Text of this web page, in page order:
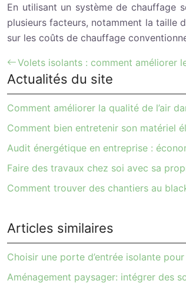
En utilisant un système de chauffage
plusieurs facteurs, notamment la taille
sur les coûts de chauffage
Volets isolants : comment améliorer
Actualités du site
Comment améliorer la qualité de l’air
Comment bien entretenir son matériel
Audit énergétique en entreprise :
Faire des travaux chez soi avec sa
Comment trouver des chantiers au
Articles similaires
Choisir une porte d’entrée isolante
Aménagement paysager: intégrer des